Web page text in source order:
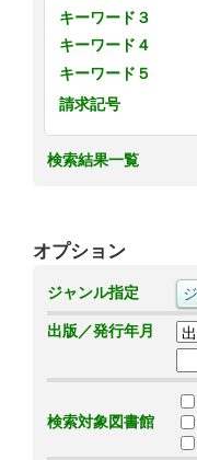
キーワード３
キーワード４
キーワード５
請求記号
検索結果一覧
オプション
ジャンル指定
出版／発行年月
検索対象図書館